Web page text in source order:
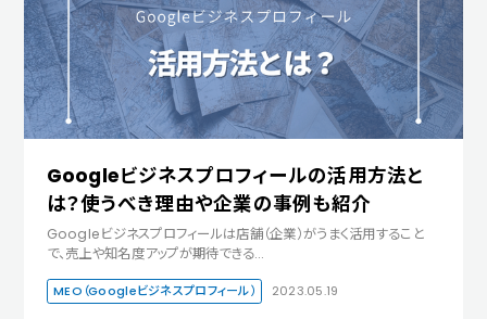
Googleビジネスプロフィールの活用方法と
は？使うべき理由や企業の事例も紹介
Googleビジネスプロフィールは店舗（企業）がうまく活用すること
で、売上や知名度アップが期待できる…
MEO（Googleビジネスプロフィール） 2023.05.19